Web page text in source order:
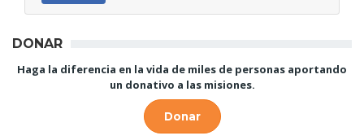
DONAR
Haga la diferencia en la vida de miles de personas aportando
un donativo a las misiones.
Donar